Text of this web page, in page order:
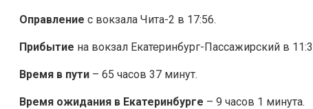
Оправление с вокзала Чита-2 в 17:56.
Прибытие на вокзал Екатеринбург-Пассажирский в
Время в пути – 65 часов 37 минут.
Время ожидания в Екатеринбурге – 9 часов 1 минута.